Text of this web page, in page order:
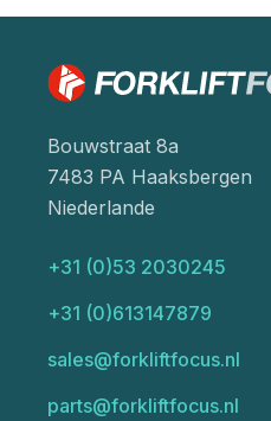
Bouwstraat 8a
7483 PA Haaksbergen
Niederlande
+31 (0)53 2030245
+31 (0)613147879
sales@forkliftfocus.nl
parts@forkliftfocus.nl